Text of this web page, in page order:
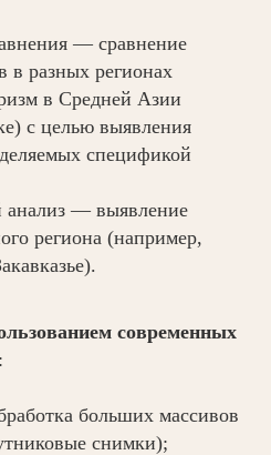
— сравнение
в разных регионах
в Средней Азии
с целью выявления
спецификой
анализ — выявление
региона (например,
современных
:
больших массивов
снимки);